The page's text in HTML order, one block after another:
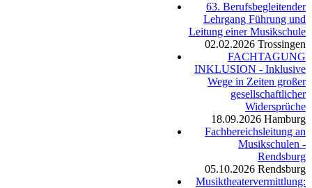
63. Berufsbegleitender
Lehrgang Führung und
Leitung einer Musikschule
02.02.2026 Trossingen
FACHTAGUNG
INKLUSION - Inklusive
Wege in Zeiten großer
gesellschaftlicher
Widersprüche
18.09.2026 Hamburg
Fachbereichsleitung an
Musikschulen -
Rendsburg
05.10.2026 Rendsburg
Musiktheatervermittlung: